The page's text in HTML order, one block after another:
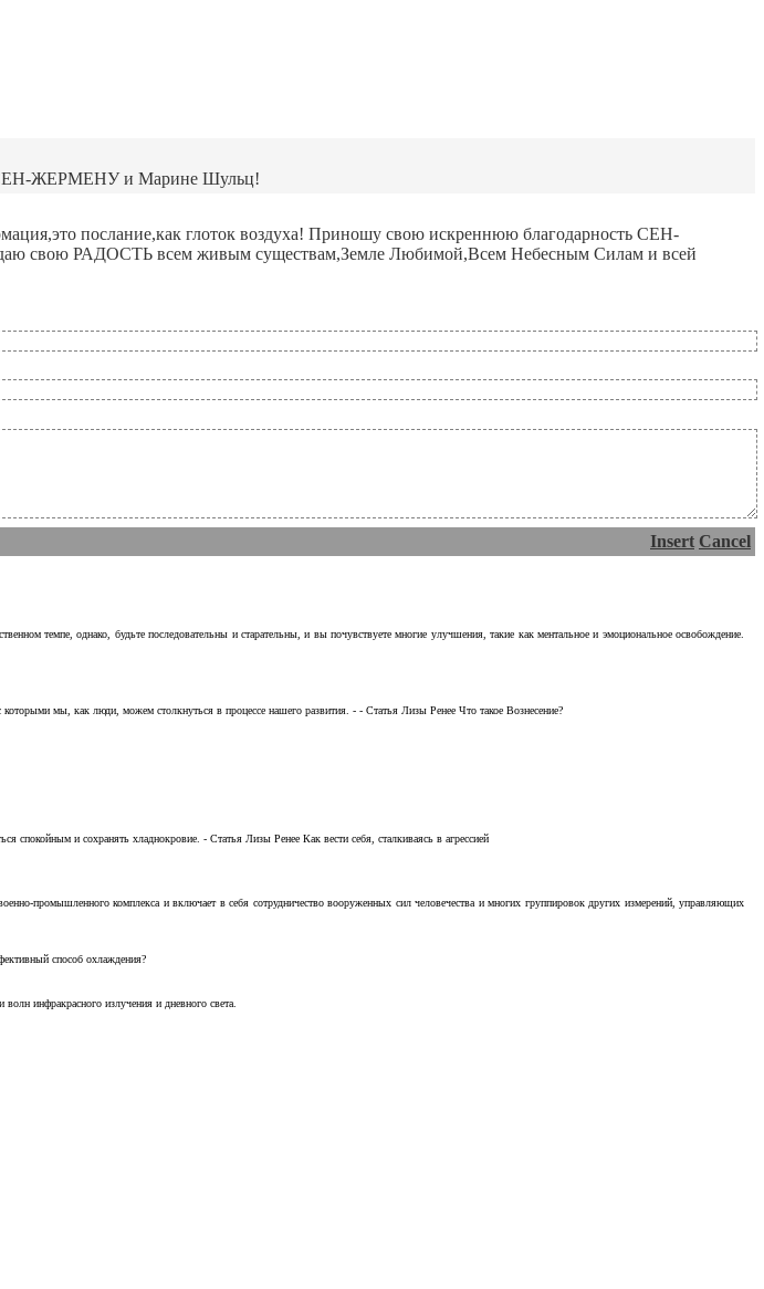
СЕН-ЖЕРМЕНУ и Марине Шульц!
послание,как глоток воздуха! Приношу свою искреннюю благодарность СЕН-
свою РАДОСТЬ всем живым существам,Земле Любимой,Всем Небесным Силам и всей
Insert Cancel
темпе, однако, будьте последовательны и старательны, и вы почувствуете многие улучшения, такие как ментальное и эмоциональное освобождение.
мы, как люди, можем столкнуться в процессе нашего развития. - - Статья Лизы Ренее Что такое Вознесение?
спокойным и сохранять хладнокровие. - Статья Лизы Ренее Как вести себя, сталкиваясь в агрессией
промышленного комплекса и включает в себя сотрудничество вооруженных сил человечества и многих группировок других измерений, управляющих
способ охлаждения?
инфракрасного излучения и дневного света.